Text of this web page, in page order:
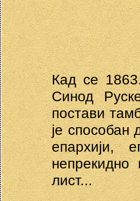
Кад се
Синод
постави
је способан
епархији,
непрекидно
лист...